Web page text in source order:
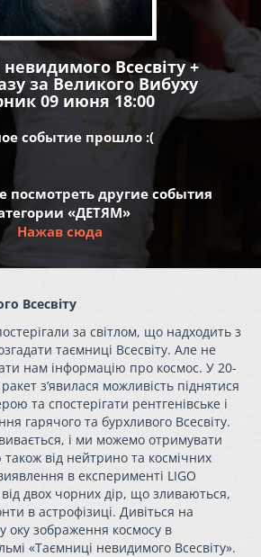
Всесвіту +
за Великого Вибуху
09 июня 18:00
событие прошло :(
посмотреть другие события
«ДЕТЯМ»
Нажав сюда
Всесвіту
за світлом, що надходить з
таємниці Всесвіту. Але не
нам інформацію про космос. У 20-
з’явилася можливість піднятися
та спостерігати рентгенівське і
гарячого та бурхливого Всесвіту.
і ми можемо отримувати
від нейтрино та космічних
в експерименті LIGO
від двох чорних дір, що зливаються,
в астрофізиці. Дивіться на
оку зображення космосу в
«Таємниці невидимого Всесвіту».